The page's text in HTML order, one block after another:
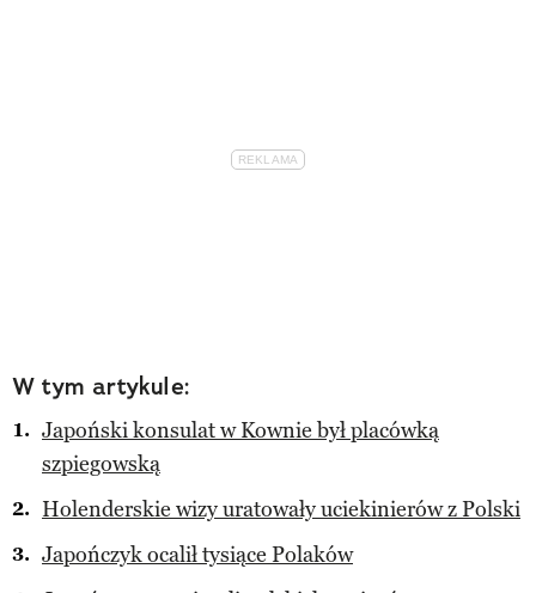
W tym artykule:
Japoński konsulat w Kownie był placówką
szpiegowską
Holenderskie wizy uratowały uciekinierów z Polski
Japończyk ocalił tysiące Polaków